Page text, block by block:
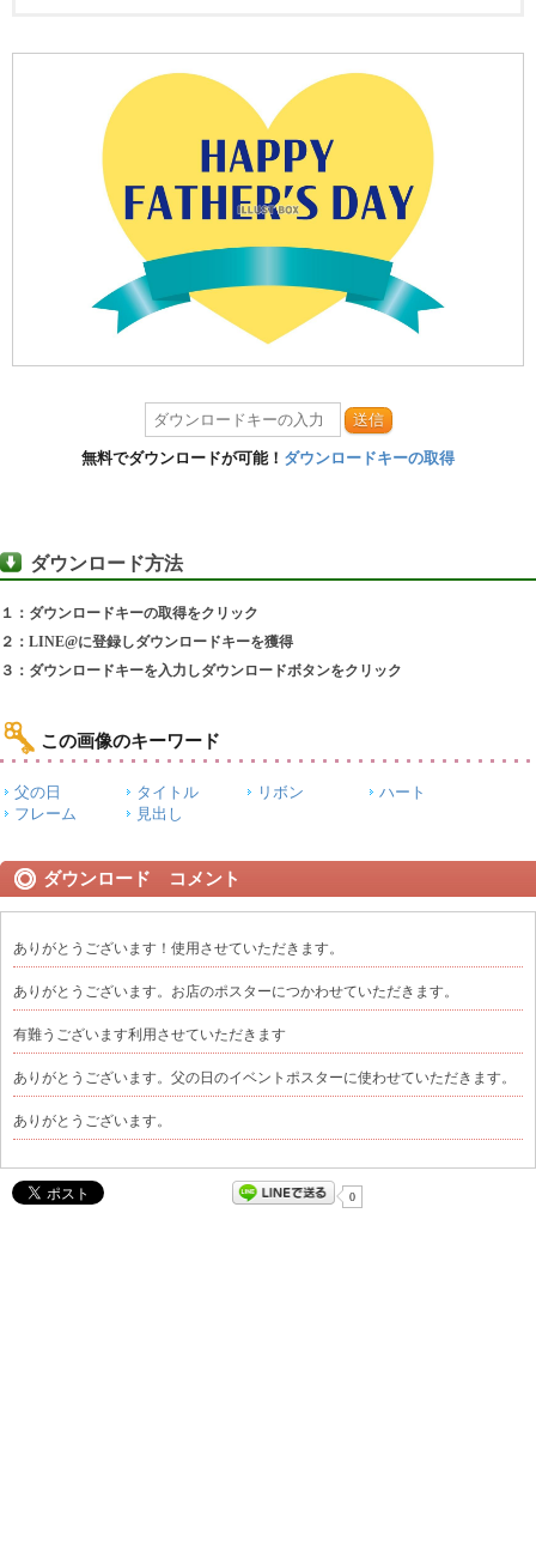
送信
無料でダウンロードが可能！ ダウンロードキーの取得
ダウンロード方法
１：ダウンロードキーの取得をクリック
２：LINE@に登録しダウンロードキーを獲得
３：ダウンロードキーを入力しダウンロードボタンをクリック
この画像のキーワード
父の日 タイトル リボン
ハート
フレーム
見出し
ダウンロード コメント
ありがとうございます！使用させていただきます。
ありがとうございます。お店のポスターにつかわせていただきます。
有難うございます利用させていただきます
ありがとうございます。父の日のイベントポスターに使わせていただきます。
ありがとうございます。
0